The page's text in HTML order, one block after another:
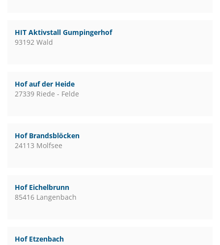
HIT Aktivstall Gumpingerhof
93192 Wald
Hof auf der Heide
27339 Riede - Felde
Hof Brandsblöcken
24113 Molfsee
Hof Eichelbrunn
85416 Langenbach
Hof Etzenbach